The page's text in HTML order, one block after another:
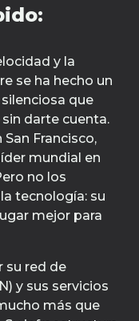
y la
se ha hecho un
que
darte cuenta.
Francisco,
mundial en
no los
tecnología: su
mejor para
su red de
y sus servicios
más que